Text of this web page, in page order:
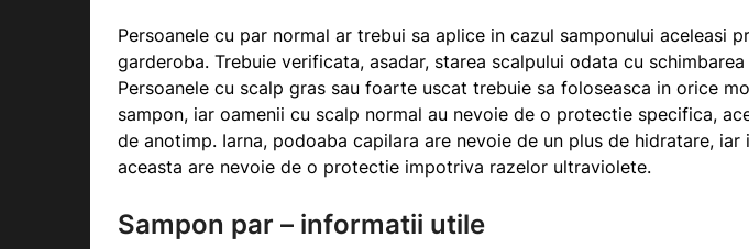
Persoanele cu par normal ar trebui sa aplice in cazul samponului aceleasi
garderoba. Trebuie verificata, asadar, starea scalpului odata cu schimbarea
Persoanele cu scalp gras sau foarte uscat trebuie sa foloseasca in orice
sampon, iar oamenii cu scalp normal au nevoie de o protectie specifica,
de anotimp. Iarna, podoaba capilara are nevoie de un plus de hidratare, iar
aceasta are nevoie de o protectie impotriva razelor ultraviolete.
Sampon par – informatii utile